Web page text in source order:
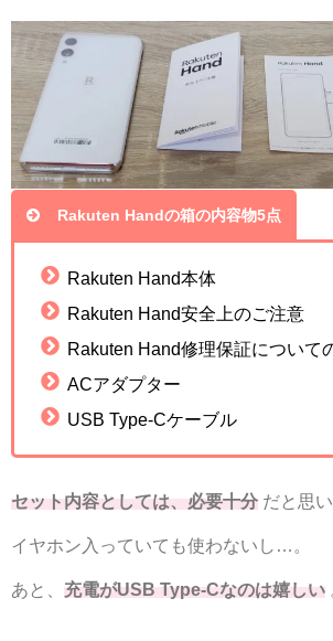
Rakuten Handの箱の内容物5点
Rakuten Hand本体
Rakuten Hand安全上のご注意
Rakuten Hand修理保証について
ACアダプター
USB Type-Cケーブル
セット内容としては、必要十分 だと思い
イヤホン入っていても使わないし…。
あと、 充電がUSB Type-Cなのは嬉しい